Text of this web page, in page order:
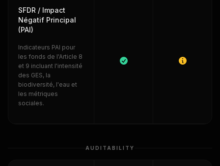
SFDR / Impact
Négatif Principal
(PAI)
Indicateurs PAI pour
les fonds de l'Article 8
et 9 incluant l'intensité
des GES, la
biodiversité, l'eau et
les métriques
sociales.
AUDITABILITY